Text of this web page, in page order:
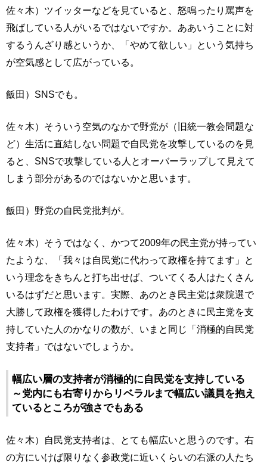
佐々木）ツイッターなどを見ていると、怒鳴ったり罵声を
飛ばしている人がいるではないですか。ああいうことに対
するうんざり感というか、「やめて欲しい」という気持ち
が空気感として広がっている。
飯田）SNSでも。
佐々木）そういう空気のなかで野党が（旧統一教会問題な
ど）生活に直結しない問題で自民党を攻撃しているのを見
ると、SNSで攻撃している人とオーバーラップして見えて
しまう部分があるのではないかと思います。
飯田）野党の自民党批判が。
佐々木）そうではなく、かつて2009年の民主党が持ってい
たような、「我々は自民党に代わって政権を持てます」と
いう理念をきちんと打ち出せば、ついてくる人はたくさん
いるはずだと思います。実際、あのとき民主党は衆院選で
大勝して政権を獲得したわけです。あのときに民主党を支
持していた人のかなりの数が、いまと同じ「消極的自民党
支持者」ではないでしょうか。
幅広い層の支持者が消極的に自民党を支持している
～党内にも右寄りからリベラルまで幅広い議員を抱え
ているところが強さでもある
佐々木）自民党支持者は、とても幅広いと思うのです。右
の方にいけば限りなく参政党に近いくらいの右派の人たち